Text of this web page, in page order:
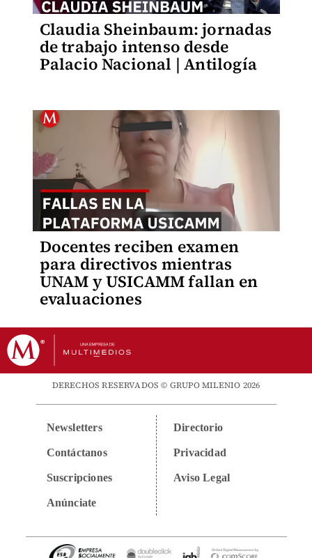
Claudia Sheinbaum: jornadas
de trabajo intenso desde
Palacio Nacional | Antilogía
Docentes reciben examen
para directivos mientras
UNAM y USICAMM fallan en
evaluaciones
DERECHOS RESERVADOS © GRUPO MILENIO 2026
Newsletters
Contáctanos
Suscripciones
Anúnciate
Directorio
Privacidad
Aviso Legal